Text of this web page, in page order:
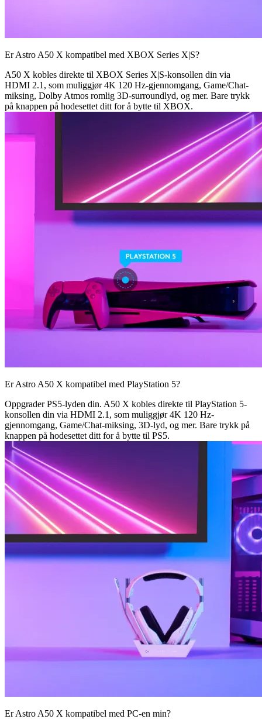
Er Astro A50 X kompatibel med XBOX Series X|S?
A50 X kobles direkte til XBOX Series X|S-konsollen din via
HDMI 2.1, som muliggjør 4K 120 Hz-gjennomgang, Game/Chat-
miksing, Dolby Atmos romlig 3D-surroundlyd, og mer. Bare trykk
på knappen på hodesettet ditt for å bytte til XBOX.
Er Astro A50 X kompatibel med PlayStation 5?
Oppgrader PS5-lyden din. A50 X kobles direkte til PlayStation 5-
konsollen din via HDMI 2.1, som muliggjør 4K 120 Hz-
gjennomgang, Game/Chat-miksing, 3D-lyd, og mer. Bare trykk på
knappen på hodesettet ditt for å bytte til PS5.
Er Astro A50 X kompatibel med PC-en min?